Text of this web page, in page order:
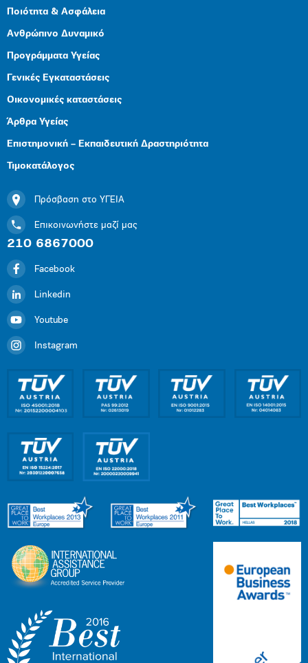
Ποιότητα & Ασφάλεια
Ανθρώπινο Δυναμικό
Προγράμματα Υγείας
Γενικές Εγκαταστάσεις
Οικονομικές καταστάσεις
Άρθρα Υγείας
Επιστημονική – Εκπαιδευτική Δραστηριότητα
Τιμοκατάλογος
Πρόσβαση στο ΥΓΕΙΑ
Επικοινωνήστε μαζί μας
210 6867000
Facebook
Linkedin
Youtube
Instagram